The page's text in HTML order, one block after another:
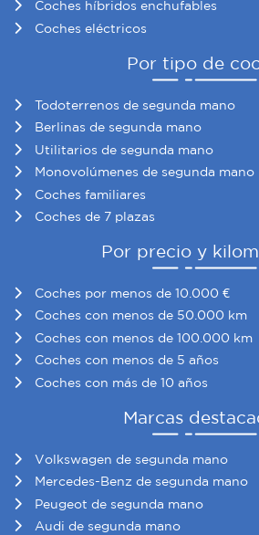
Coches híbridos enchufables
Coches eléctricos
Por tipo de
Todoterrenos de segunda mano
Berlinas de segunda mano
Utilitarios de segunda mano
Monovolúmenes de segunda mano
Coches familiares
Coches de 7 plazas
Por precio y
Coches por menos de 10.000 €
Coches con menos de 50.000 km
Coches con menos de 100.000 km
Coches con menos de 5 años
Coches con más de 10 años
Marcas
Volkswagen de segunda mano
Mercedes-Benz de segunda mano
Peugeot de segunda mano
Audi de segunda mano